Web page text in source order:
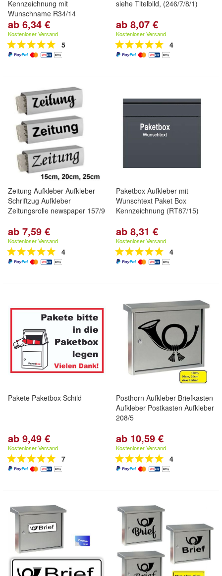
Kennzeichnung mit
Wunschname R34/14
ab 6,34 €
Kostenloser Versand
5
siehe Titelbild, (246/7/8/1)
ab 8,07 €
Kostenloser Versand
4
Zeitung Aufkleber Aufkleber
Schriftzug Aufkleber
Zeitungsrolle newspaper 157/9
ab 7,59 €
Kostenloser Versand
4
Paketbox Aufkleber mit
Wunschtext Paket Box
Kennzeichnung (RT87/15)
ab 8,31 €
Kostenloser Versand
4
Pakete Paketbox Schild
ab 9,49 €
Kostenloser Versand
7
Posthorn Aufkleber Briefkasten
Aufkleber Postkasten Aufkleber
208/5
ab 10,59 €
Kostenloser Versand
4